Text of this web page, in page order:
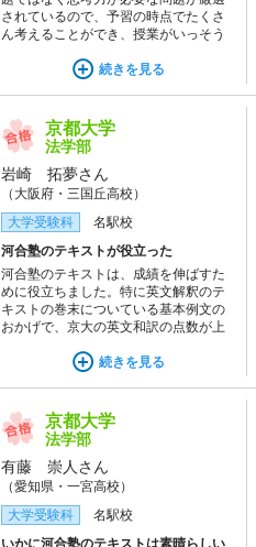
されているので、予習の時点でたくさ
ん考えることができ、授業がいっそう
ことで、自分の弱点も見つけることが
続きを見る
京都大学
法学部
岩崎 拓夢さん
（大阪府・三国丘高校）
大学受験科
名駅校
河合塾のテキストが役立った
河合塾のテキストは、成績を伸ばすた
めに役立ちました。特に英文解釈のテ
キストの巻末についている基本例文の
おかげで、京大の英文和訳の点数が上
てテキストをしっかり復習することで
続きを見る
京都大学
法学部
有藤 崇人さん
（愛知県・一宮高校）
大学受験科
名駅校
いかに河合塾のテキストは素晴らしい